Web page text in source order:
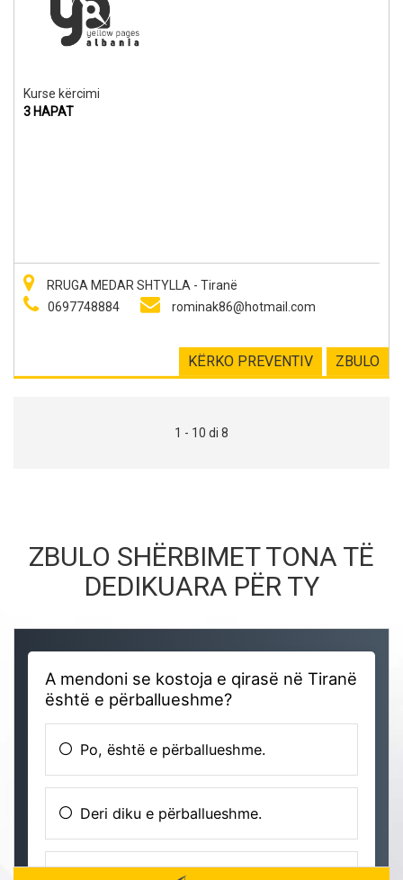
Kurse kërcimi
3 HAPAT
RRUGA MEDAR SHTYLLA - Tiranë
0697748884
rominak86@hotmail.com
ZBULO
KËRKO PREVENTIV
1 - 10 di 8
ZBULO SHËRBIMET TONA TË
DEDIKUARA PËR TY